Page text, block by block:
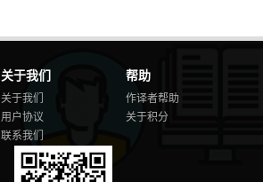
关于我们
关于我们
用户协议
联系我们
帮助
作译者帮助
关于积分